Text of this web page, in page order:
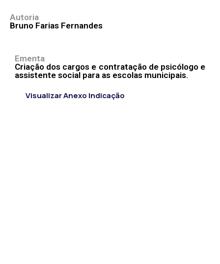
Autoria
Bruno Farias Fernandes
Ementa
Criação dos cargos e contratação de psicólogo e
assistente social para as escolas municipais.
Visualizar Anexo Indicação